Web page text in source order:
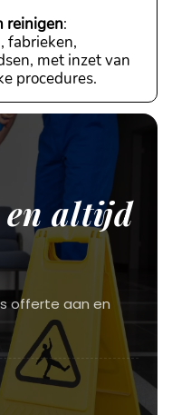
reinigen:
fabrieken,
met inzet van
procedures.
en altijd
offerte aan en